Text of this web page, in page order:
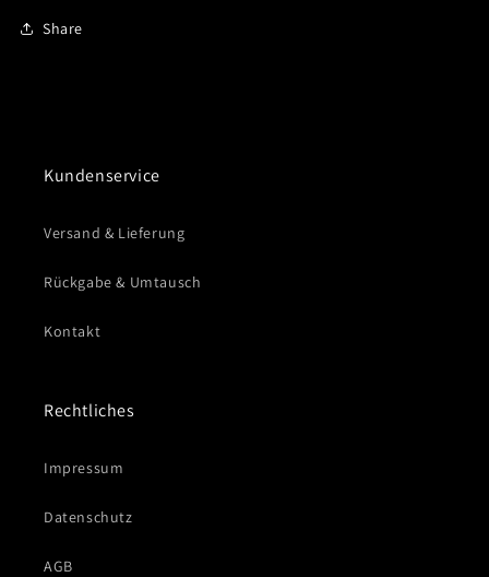
Share
Kundenservice
Versand & Lieferung
Rückgabe & Umtausch
Kontakt
Rechtliches
Impressum
Datenschutz
AGB